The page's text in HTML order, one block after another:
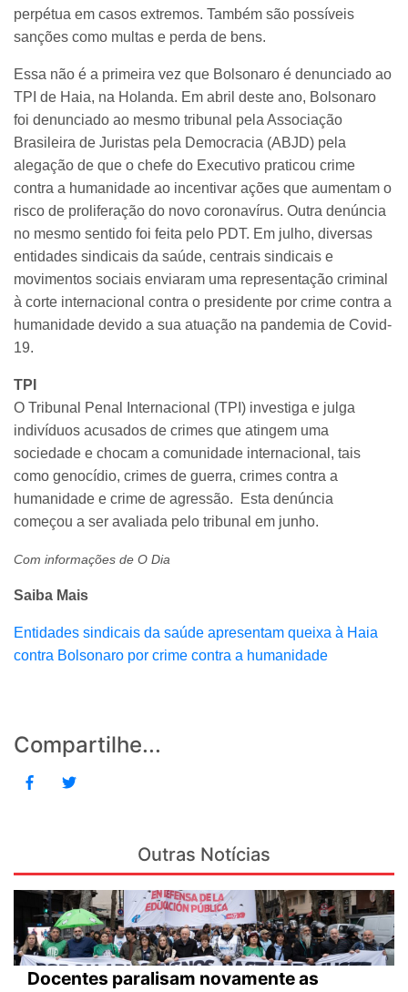
perpétua em casos extremos. Também são possíveis
sanções como multas e perda de bens.
Essa não é a primeira vez que Bolsonaro é denunciado ao
TPI de Haia, na Holanda. Em abril deste ano, Bolsonaro
foi denunciado ao mesmo tribunal pela Associação
Brasileira de Juristas pela Democracia (ABJD) pela
alegação de que o chefe do Executivo praticou crime
contra a humanidade ao incentivar ações que aumentam o
risco de proliferação do novo coronavírus. Outra denúncia
no mesmo sentido foi feita pelo PDT. Em julho, diversas
entidades sindicais da saúde, centrais sindicais e
movimentos sociais enviaram uma representação criminal
à corte internacional contra o presidente por crime contra a
humanidade devido a sua atuação na pandemia de Covid-
19.
TPI
O Tribunal Penal Internacional (TPI) investiga e julga
indivíduos acusados de crimes que atingem uma
sociedade e chocam a comunidade internacional, tais
como genocídio, crimes de guerra, crimes contra a
humanidade e crime de agressão. Esta denúncia
começou a ser avaliada pelo tribunal em junho.
Com informações de O Dia
Saiba Mais
Entidades sindicais da saúde apresentam queixa à Haia
contra Bolsonaro por crime contra a humanidade
Compartilhe...
Outras Notícias
Docentes paralisam novamente as